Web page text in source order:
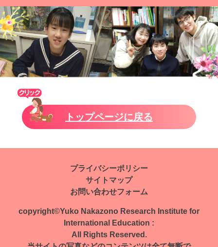
トップページに戻る
プライバシーポリシー
サイトマップ
お問い合わせフォーム
copyright©Yuko Nakazono Research Institute for
International Education :
All Rights Reserved.